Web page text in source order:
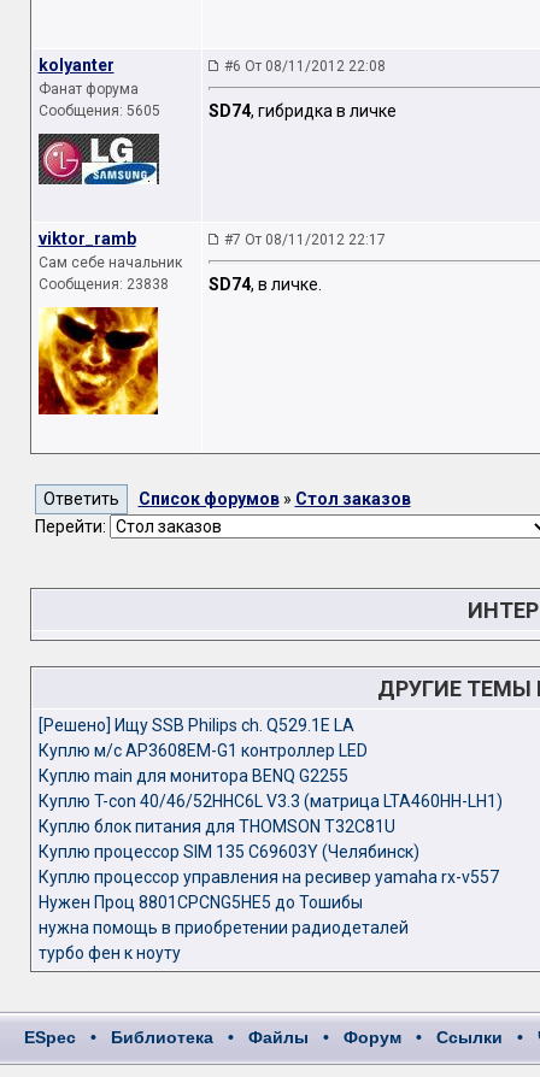
kolyanter
Фанат форума
Сообщения: 5605
#6 От 08/11/2012 22:08
SD74, гибридка в личке
viktor_ramb
Сам себе начальник
Сообщения: 23838
#7 От 08/11/2012 22:17
SD74, в личке.
Список форумов» Стол заказов
Перейти:
ДРУГИЕ ТЕМЫ
[Решено] Ищу SSB Philips ch. Q529.1E LA
Куплю м/с AP3608EM-G1 контроллер LED
Куплю main для монитора BENQ G2255
Куплю T-con 40/46/52HHC6L V3.3 (матрица LTA460HH-LH1)
Куплю блок питания для THOMSON T32C81U
Куплю процессор SIM 135 C69603Y (Челябинск)
Куплю процессор управления на ресивер yamaha rx-v557
Нужен Проц 8801CPCNG5HE5 до Тошибы
нужна помощь в приобретении радиодеталей
турбо фен к ноуту
ESpec • Библиотека • Файлы • Форум • Ссылки •